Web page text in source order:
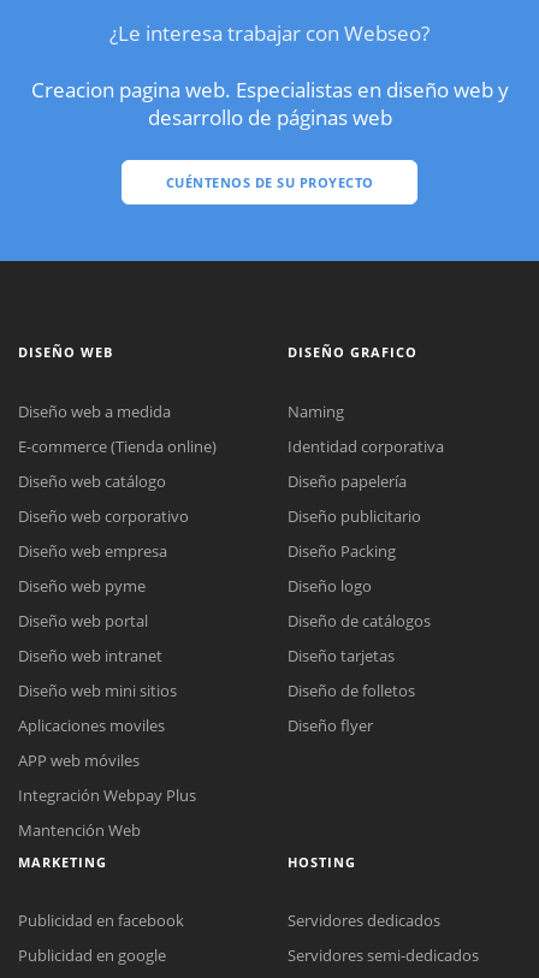
¿Le interesa trabajar con Webseo?
Creacion pagina web. Especialistas en diseño web y
desarrollo de páginas web
CUÉNTENOS DE SU PROYECTO
DISEÑO WEB
Diseño web a medida
E-commerce (Tienda online)
Diseño web catálogo
Diseño web corporativo
Diseño web empresa
Diseño web pyme
Diseño web portal
Diseño web intranet
Diseño web mini sitios
Aplicaciones moviles
APP web móviles
Integración Webpay Plus
Mantención Web
DISEÑO GRAFICO
Naming
Identidad corporativa
Diseño papelería
Diseño publicitario
Diseño Packing
Diseño logo
Diseño de catálogos
Diseño tarjetas
Diseño de folletos
Diseño flyer
MARKETING
Publicidad en facebook
Publicidad en google
HOSTING
Servidores dedicados
Servidores semi-dedicados